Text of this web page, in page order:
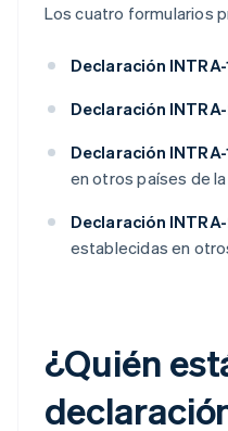
Los cuatro formularios
Declaración INTRA-
Declaración
Declaración
en otros países de la
Declaración
establecidas en
¿Quién